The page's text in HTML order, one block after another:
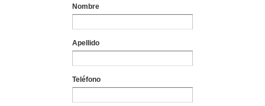
Nombre
Apellido
Teléfono